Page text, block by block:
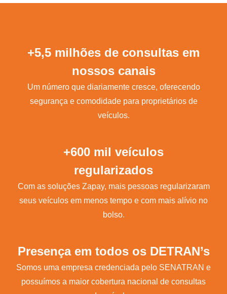
+5,5 milhões de consultas em
nossos canais
Um número que diariamente cresce, oferecendo
segurança e comodidade para proprietários de
veículos.
+600 mil veículos
regularizados
Com as soluções Zapay, mais pessoas regularizaram
seus veículos em menos tempo e com mais alívio no
bolso.
Presença em todos os DETRAN’s
Somos uma empresa credenciada pelo SENATRAN e
possuímos a maior cobertura nacional de consultas